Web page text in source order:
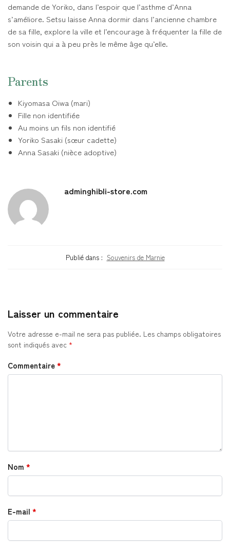
demande de Yoriko, dans l’espoir que l’asthme d’Anna
s’améliore. Setsu laisse Anna dormir dans l’ancienne chambre
de sa fille, explore la ville et l’encourage à fréquenter la fille de
son voisin qui a à peu près le même âge qu’elle.
Parents
Kiyomasa Oiwa (mari)
Fille non identifiée
Au moins un fils non identifié
Yoriko Sasaki (sœur cadette)
Anna Sasaki (nièce adoptive)
adminghibli-store.com
Publié dans : Souvenirs de Marnie
Laisser un commentaire
Votre adresse e-mail ne sera pas publiée. Les champs obligatoires
sont indiqués avec *
Commentaire*
Nom *
E-mail *